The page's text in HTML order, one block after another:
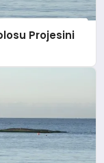
Projesini